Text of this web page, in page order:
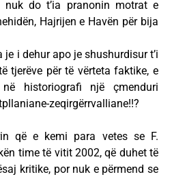
do t’ia pranonin motrat e
Hajrijen e Havën për bija
i dehur apo je shushurdisur t’i
tjerëve për të vërteta faktike, e
historiografi një çmenduri
zeqirgërrvalliane!!?
që e kemi para vetes se F.
time të vitit 2002, që duhet të
kritike, por nuk e përmend se